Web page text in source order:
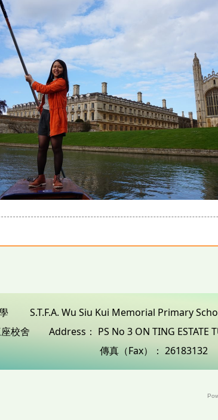
S.T.F.A. Wu Siu Kui Memorial Primary
校舍 Address： PS No 3 ON TING ESTATE
傳真（Fax）： 26183132